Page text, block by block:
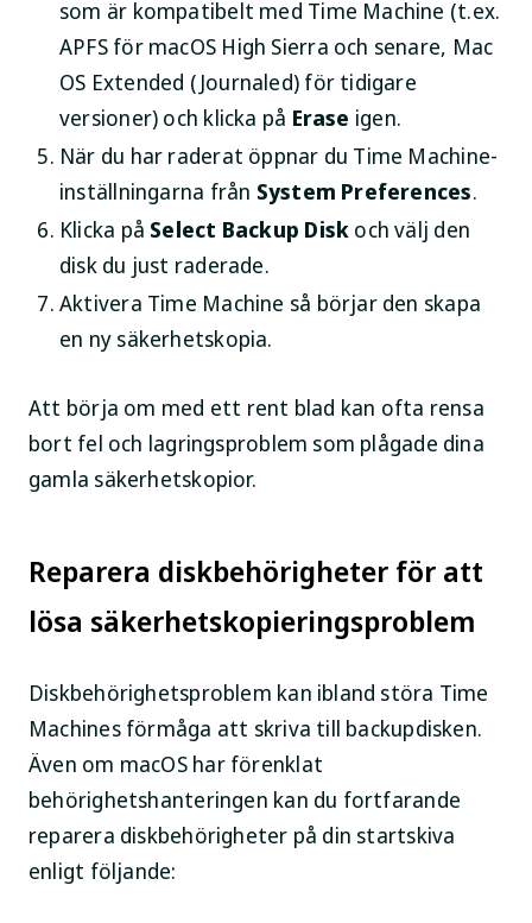
som är kompatibelt med Time Machine (t.ex.
APFS för macOS High Sierra och senare, Mac
OS Extended (Journaled) för tidigare
versioner) och klicka på Erase igen.
När du har raderat öppnar du Time Machine-
inställningarna från System Preferences.
Klicka på Select Backup Disk och välj den
disk du just raderade.
Aktivera Time Machine så börjar den skapa
en ny säkerhetskopia.
Att börja om med ett rent blad kan ofta rensa
bort fel och lagringsproblem som plågade dina
gamla säkerhetskopior.
Reparera diskbehörigheter för att
lösa säkerhetskopieringsproblem
Diskbehörighetsproblem kan ibland störa Time
Machines förmåga att skriva till backupdisken.
Även om macOS har förenklat
behörighetshanteringen kan du fortfarande
reparera diskbehörigheter på din startskiva
enligt följande: